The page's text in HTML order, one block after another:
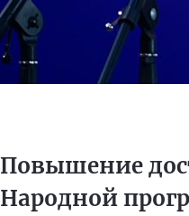
Повышение
Народной